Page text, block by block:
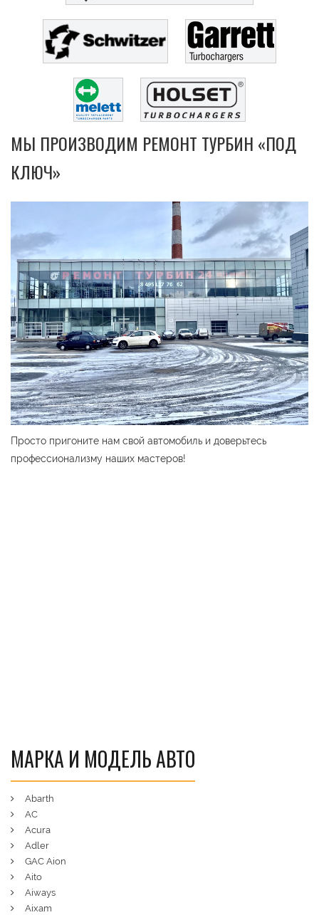
МЫ ПРОИЗВОДИМ РЕМОНТ ТУРБИН «ПОД
КЛЮЧ»
Просто пригоните нам свой автомобиль и доверьтесь
профессионализму наших мастеров!
МАРКА И МОДЕЛЬ АВТО
Abarth
AC
Acura
Adler
GAC Aion
Aito
Aiways
Aixam